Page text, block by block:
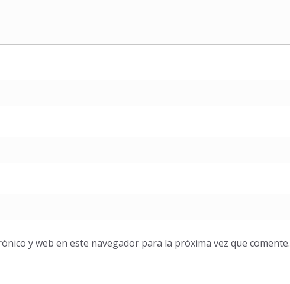
y web en este navegador para la próxima vez que comente.